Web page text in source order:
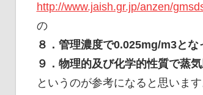
http://www.jaish.gr.jp/anzen/
の
８．管理濃度で0.025mg/m3とな
９．物理的及び化学的性質で蒸
というのが参考になると思います